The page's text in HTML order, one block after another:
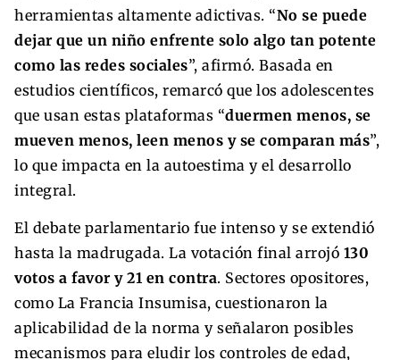
herramientas altamente adictivas. “No se puede
dejar que un niño enfrente solo algo tan potente
como las redes sociales”, afirmó. Basada en
estudios científicos, remarcó que los adolescentes
que usan estas plataformas “duermen menos, se
mueven menos, leen menos y se comparan más”,
lo que impacta en la autoestima y el desarrollo
integral.
El debate parlamentario fue intenso y se extendió
hasta la madrugada. La votación final arrojó 130
votos a favor y 21 en contra. Sectores opositores,
como La Francia Insumisa, cuestionaron la
aplicabilidad de la norma y señalaron posibles
mecanismos para eludir los controles de edad,